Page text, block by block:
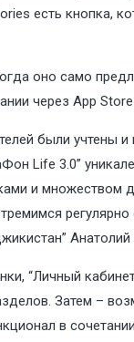
есть кнопка,
оно само
через App Store
были учтены
Life 3.0”
и множеством
“Личный
Затем –
в